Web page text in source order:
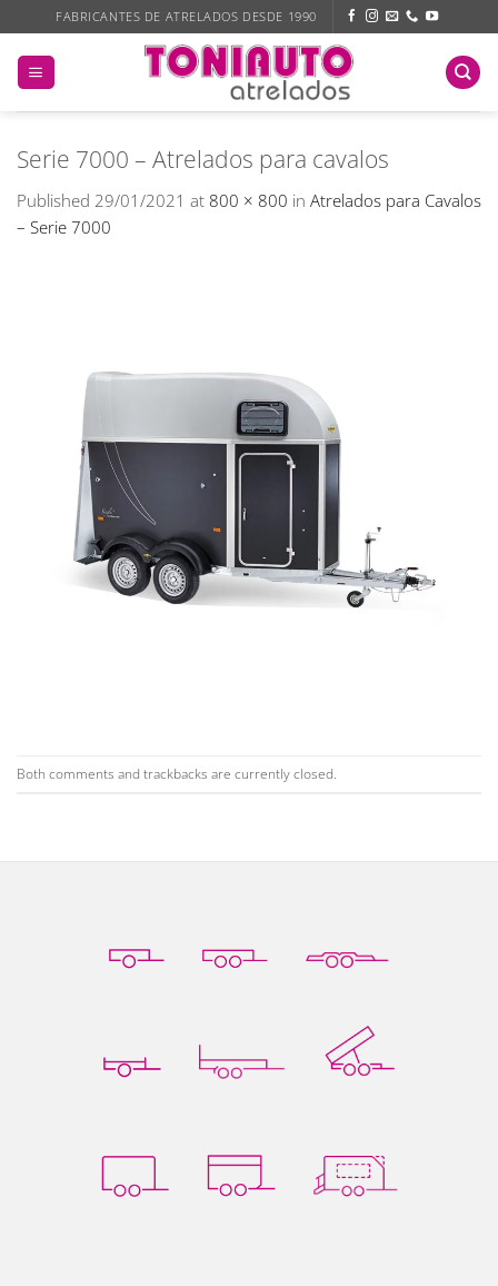
to
content
FABRICANTES DE ATRELADOS DESDE 1990
Serie 7000 – Atrelados para cavalos
Published 29/01/2021 at 800 × 800 in Atrelados para Cavalos
– Serie 7000
Both comments and trackbacks are currently closed.